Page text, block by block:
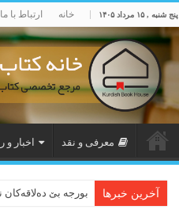
پنج شنبه , ۱۵ مرداد ۱۴۰۵ خانه ارتباط با ما
معرفی و نقد اخبار و
آخرین خبرها بورجە بێ